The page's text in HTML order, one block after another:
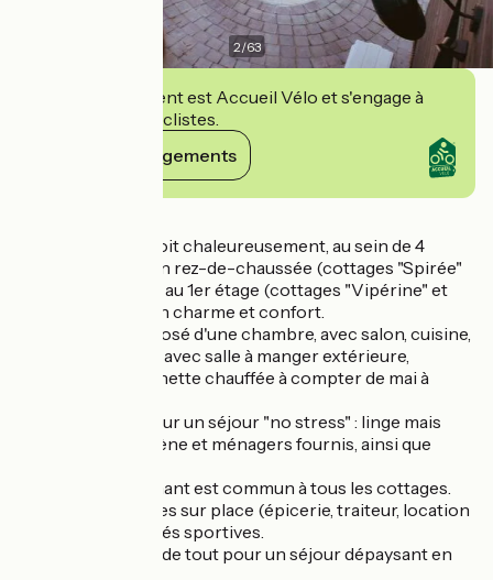
2/63
Cet établissement est Accueil Vélo et s'engage à
accueillir des cyclistes.
Voir ses engagements
Nathalie vous reçoit chaleureusement, au sein de 4
cottages cosy, 2 en rez-de-chaussée (cottages "Spirée"
et "Romarin"), et 2 au 1er étage (cottages "Vipérine" et
"Bruyère"), tout en charme et confort.
Chacun est composé d'une chambre, avec salon, cuisine,
et terrasse privée avec salle à manger extérieure,
barbecue et piscinette chauffée à compter de mai à
Tout est pensé pour un séjour "no stress" : linge mais
aussi soins d'hygiène et ménagers fournis, ainsi que
Le lave-linge séchant est commun à tous les cottages.
Nombreux services sur place (épicerie, traiteur, location
de vélos) et activités sportives.
Vous êtes au pied de tout pour un séjour dépaysant en